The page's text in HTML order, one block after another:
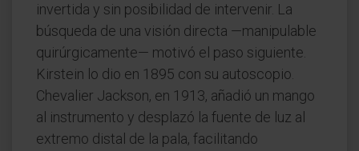
invertida y sin posibilidad de intervenir. La
búsqueda de una visión directa —manipulable
quirúrgicamente— motivó el paso siguiente.
Kirstein lo dio en 1895 con su autoscopio.
Chevalier Jackson, en 1913, añadió un mango
al instrumento y desplazó la fuente de luz al
extremo distal de la pala, facilitando